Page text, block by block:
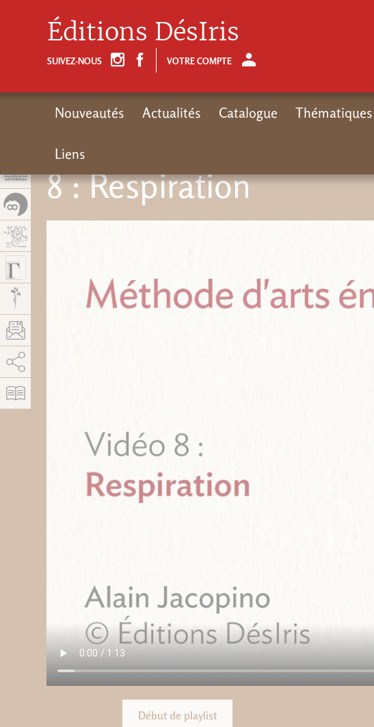
8 : Respiration
Début de playlist
Éditions DésIris
SUIVEZ-NOUS VOTRE COMPTE
Nouveautés Actualités Catalogue Thématiques
Liens